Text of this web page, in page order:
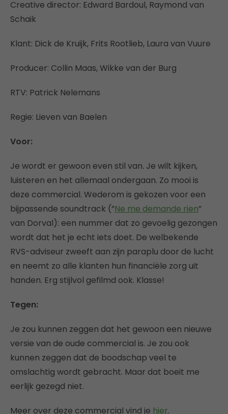
Creative director: Edward Bardoul, Raymond van
Schaik
Klant: Dick de Kruijk, Frits Rootlieb, Laura van Vuure
Producer: Collin Maas, Wikke van der Burg
RTV: Patrick Nelemans
Regie: Lieven van Baelen
Voor:
Je wordt er gewoon even stil van. Je wilt kijken,
luisteren en het allemaal ondergaan. Zo mooi is
deze commercial. Wederom is gekozen voor een
bijpassende soundtrack (”Ne me demande rien”
van Dorval): een nummer dat zo gevoelig gezongen
wordt dat het je echt iets doet. De welbekende
RVS-adviseur zweeft aan zijn paraplu door de lucht
en neemt zo alle klanten hun financiële zorg uit
handen. Erg stijlvol gefilmd ook. Klasse!
Tegen:
Je zou kunnen zeggen dat het gewoon een nieuwe
versie van de oude commercial is. Je zou ook
kunnen zeggen dat de boodschap veel te
omslachtig wordt gebracht. Maar dat boeit me
eerlijk gezegd niet.
Meer over deze commercial vind je hier.